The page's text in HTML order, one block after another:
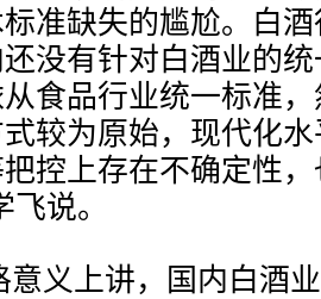
准缺失的尴尬。白
没有针对白酒业的统
食品行业统一标准
较为原始，现代化
控上存在不确定性
说。
意义上讲，国内白酒